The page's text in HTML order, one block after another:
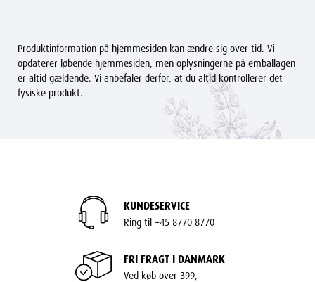
Produktinformation på hjemmesiden kan ændre sig over tid. Vi
opdaterer løbende hjemmesiden, men oplysningerne på emballagen
er altid gældende. Vi anbefaler derfor, at du altid kontrollerer det
fysiske produkt.
KUNDESERVICE
Ring til +45 8770 8770
FRI FRAGT I DANMARK
Ved køb over 399,-